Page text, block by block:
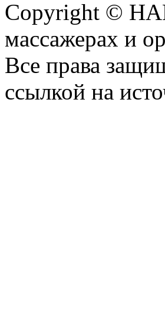
Copyright ©
массажерах и
Все права
ссылкой на